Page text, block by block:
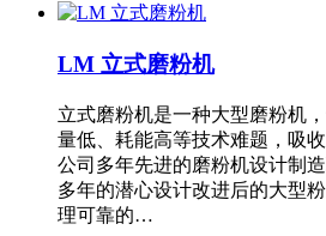
LM 立式磨粉机
立式磨粉机是一种大型磨粉机
量低、耗能高等技术难题，吸
公司多年先进的磨粉机设计制
多年的潜心设计改进后的大型
理可靠的…